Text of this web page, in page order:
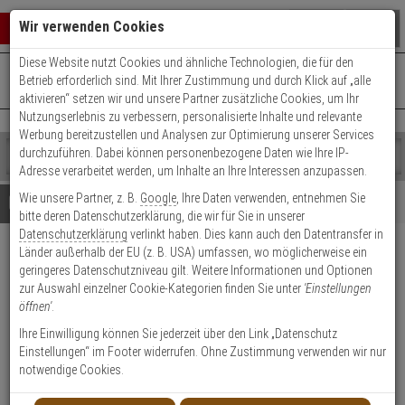
Warenkorb schließen
0 ARTIKEL IM WARENKORB
Ihr Warenkorb ist momentan leer.
Ergebnisse ()
Fertig
Shop
durchsuchen
Bitte
geben
Sie
mindestens
Zeichen
ein,
um
Suche
Es
wurde
noch
Kategorien
Suche
gestartet
+49 (0)821 899 493-0Mo. - Do.: 8:00 - 16:30 | Fr.: 8:00 - 14:00 Uhr
Kontaktservice nutzen
Details Beratung
Distanzstücke reinweiß
zum Gegenstück EasyLock
Produktmerkmale
Datenblatt drucken
Wir verwenden Cookies
Diese Website nutzt Cookies und ähnliche Technologien, die für den
Betrieb erforderlich sind. Mit Ihrer Zustimmung und durch Klick auf „alle
aktivieren“ setzen wir und unsere Partner zusätzliche Cookies, um Ihr
Nutzungserlebnis zu verbessern, personalisierte Inhalte und relevante
Werbung bereitzustellen und Analysen zur Optimierung unserer Services
durchzuführen. Dabei können personenbezogene Daten wie Ihre IP-
Adresse verarbeitet werden, um Inhalte an Ihre Interessen anzupassen.
Wie unsere Partner, z. B. Google , Ihre Daten verwenden, entnehmen Sie
bitte deren Datenschutzerklärung, die wir für Sie in unserer
Datenschutzerklärung verlinkt haben. Dies kann auch den Datentransfer in
Länder außerhalb der EU (z. B. USA) umfassen, wo möglicherweise ein
geringeres Datenschutzniveau gilt. Weitere Informationen und Optionen
zur Auswahl einzelner Cookie-Kategorien finden Sie unter 'Einstellungen
öffnen'.
Ihre Einwilligung können Sie jederzeit über den Link „Datenschutz
Einstellungen“ im Footer widerrufen. Ohne Zustimmung verwenden wir nur
notwendige Cookies.